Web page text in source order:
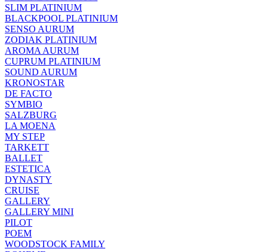
SLIM PLATINIUM
BLACKPOOL PLATINIUM
SENSO AURUM
ZODIAK PLATINIUM
AROMA AURUM
CUPRUM PLATINIUM
SOUND AURUM
KRONOSTAR
DE FACTO
SYMBIO
SALZBURG
LA MOENA
MY STEP
TARKETT
BALLET
ESTETICA
DYNASTY
CRUISE
GALLERY
GALLERY MINI
PILOT
POEM
WOODSTOCK FAMILY